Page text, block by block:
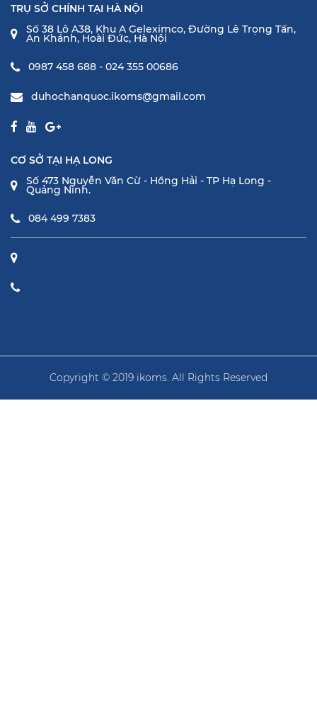
TRỤ SỞ CHÍNH TẠI HÀ NỘI
Số 38 Lô A38, Khu A Geleximco, Đường Lê Trọng Tấn,
An Khánh, Hoài Đức, Hà Nội
0987 458 688 - 024 355 00686
duhochanquoc.ikoms@gmail.com
CƠ SỞ TẠI HẠ LONG
Số 473 Nguyễn Văn Cừ - Hồng Hải - TP Hạ Long -
Quảng Ninh.
084 499 7383
Copyright © 2019 ikoms. All Rights Reserved